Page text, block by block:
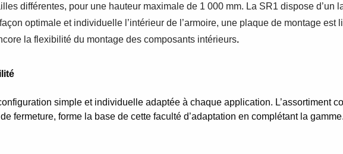
différentes, pour une hauteur maximale de 1 000 mm. La SR1 dispose
optimale et individuelle l’intérieur de l’armoire, une plaque de montage
la flexibilité du montage des composants intérieurs.
simple et individuelle adaptée à chaque application. L’assortiment
fermeture, forme la base de cette faculté d’adaptation en complétant la